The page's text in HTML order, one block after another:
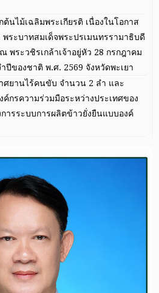
นไม้เฉลิมพระเกียรติ เนื่องในโอกาส
ระบาทสมเด็จพระปรเมนทรรามาธิบดี
พระวชิรเกล้าเจ้าอยู่หัว 28 กรกฎาคม
ปีของชาติ พ.ศ. 2569 จังหวัดพะเยา
ศยานไร้คนขับ จำนวน 2 ลำ และ
ค์กรความร่วมมือระหว่างประเทศของ
ารระบบการผลิตข้าวยั่งยืนแบบองค์